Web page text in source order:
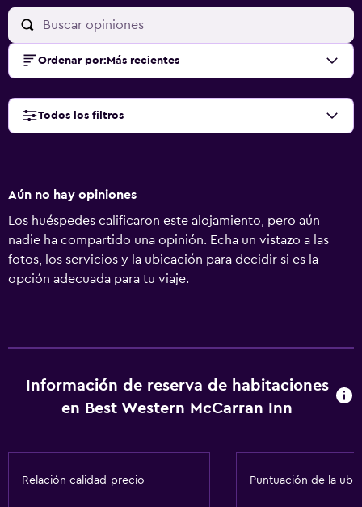
Ordenar por: Más recientes
Todos los filtros
Aún no hay opiniones
Los huéspedes calificaron este alojamiento, pero aún
nadie ha compartido una opinión. Echa un vistazo a las
fotos, los servicios y la ubicación para decidir si es la
opción adecuada para tu viaje.
Información de reserva de habitaciones
en Best Western McCarran Inn
Relación calidad-precio Puntuación de la